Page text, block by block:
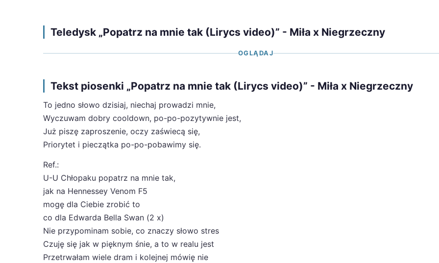
Teledysk „Popatrz na mnie tak (Lirycs video)” - Miła x Niegrzeczny
OGLĄDAJ
Tekst piosenki „Popatrz na mnie tak (Lirycs video)” - Miła x Niegrzeczny
To jedno słowo dzisiaj, niechaj prowadzi mnie,
Wyczuwam dobry cooldown, po-po-pozytywnie jest,
Już piszę zaproszenie, oczy zaświecą się,
Priorytet i pieczątka po-po-pobawimy się.
Ref.:
U-U Chłopaku popatrz na mnie tak,
jak na Hennessey Venom F5
mogę dla Ciebie zrobić to
co dla Edwarda Bella Swan (2 x)
Nie przypominam sobie, co znaczy słowo stres
Czuję się jak w pięknym śnie, a to w realu jest
Przetrwałam wiele dram i kolejnej mówię nie